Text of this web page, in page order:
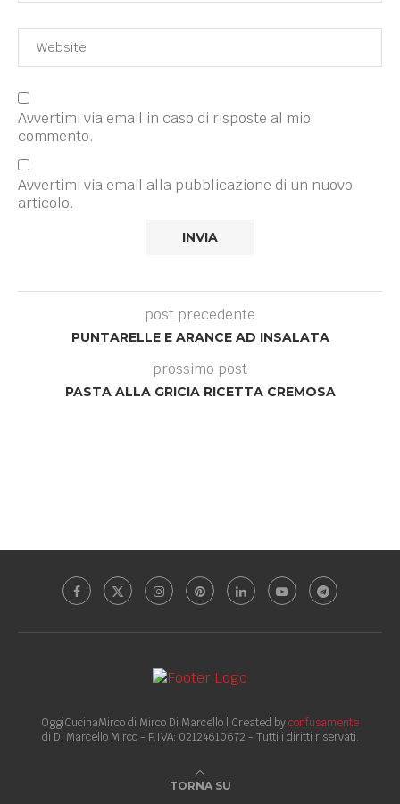
Avvertimi via email in caso di risposte al mio
commento.
Avvertimi via email alla pubblicazione di un nuovo
articolo.
post precedente
PUNTARELLE E ARANCE AD INSALATA
prossimo post
PASTA ALLA GRICIA RICETTA CREMOSA
OggiCucinaMirco di Mirco Di Marcello | Created byconfusamente
di Di Marcello Mirco - P.IVA: 02124610672 - Tutti i diritti riservati.
TORNA SU